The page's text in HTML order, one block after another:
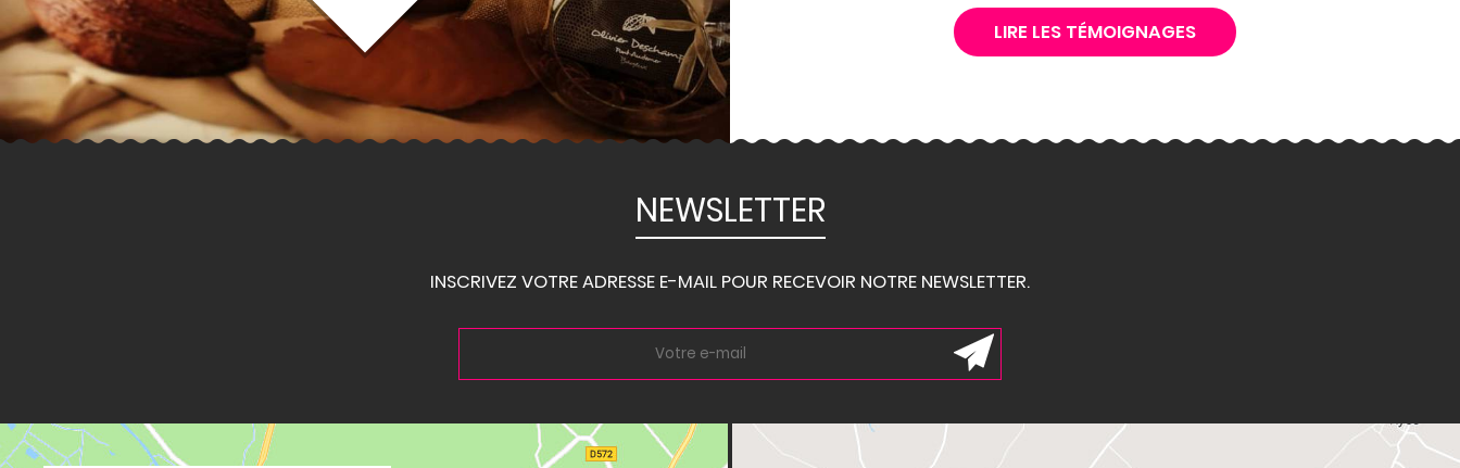
LIRE LES TÉMOIGNAGES
NEWSLETTER
INSCRIVEZ VOTRE ADRESSE E-MAIL POUR RECEVOIR NOTRE NEWSLETTER.